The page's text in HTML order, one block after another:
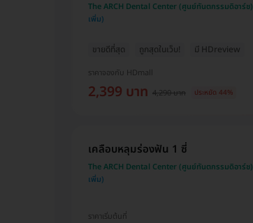
ขายดีที่สุด ถูกสุดในเว็บ! มี HDreview
The ARCH Dental Center (ศูนย์ทันตกรรมดิอาร์ช)
ราคาจองกับ HDmall
2,399 บาท 4,290 บาท ประหยัด 44%
เคลือบหลุมร่องฟัน 1 ซี่
The ARCH Dental Center (ศูนย์ทันตกรรมดิอาร์ช)
ราคาเริ่มต้นที่